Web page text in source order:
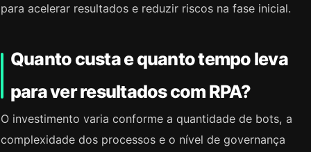
para acelerar resultados e reduzir riscos na fase inicial.
Quanto custa e quanto tempo leva
para ver resultados com RPA?
O investimento varia conforme a quantidade de bots, a
complexidade dos processos e o nível de governança